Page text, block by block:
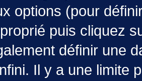
options (pour
puis cliquez
définir une
Il y a une limite